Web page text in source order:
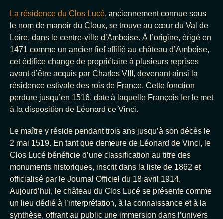
La résidence du Clos Lucé, anciennement connue sous
le nom de manoir du Cloux, se trouve au cœur du Val de
Loire, dans le centre-ville d’Amboise. À l’origine, érigé en
1471 comme un ancien fief affilié au château d’Amboise,
cet édifice change de propriétaire à plusieurs reprises
avant d’être acquis par Charles VIII, devenant ainsi la
résidence estivale des rois de France. Cette fonction
perdure jusqu’en 1516, date à laquelle François Ier le met
à la disposition de Léonard de Vinci.
Le maître y réside pendant trois ans jusqu’à son décès le
2 mai 1519. En tant que demeure de Léonard de Vinci, le
Clos Lucé bénéficie d’une classification au titre des
monuments historiques, inscrit dans la liste de 1862 et
officialisé par le Journal Officiel du 18 avril 1914.
Aujourd’hui, le château du Clos Lucé se présente comme
un lieu dédié à l’interprétation, à la connaissance et à la
synthèse, offrant au public une immersion dans l’univers